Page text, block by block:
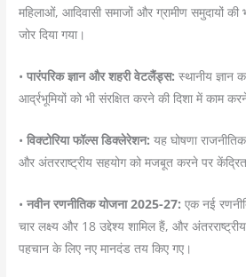
महिलाओं, आदिवासी समाजों और ग्रामीण समुदायों की
जोर दिया गया।
•पारंपरिक ज्ञान और शहरी वेटलैंड्स: स्थानीय ज्ञान
आर्द्रभूमियों को भी संरक्षित करने की दिशा में काम
•विक्टोरिया फॉल्स डिक्लेरेशन: यह घोषणा
और अंतरराष्ट्रीय सहयोग को मजबूत करने पर
•नवीन रणनीतिक योजना 2025-27: एक नई
चार लक्ष्य और 18 उद्देश्य शामिल हैं, और
पहचान के लिए नए मानदंड तय किए गए।